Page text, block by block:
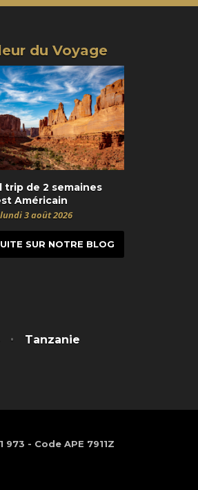
du Voyage
trip de 2 semaines
Américain
3 août 2026
SUR NOTRE BLOG
Tanzanie
- Code APE 7911Z